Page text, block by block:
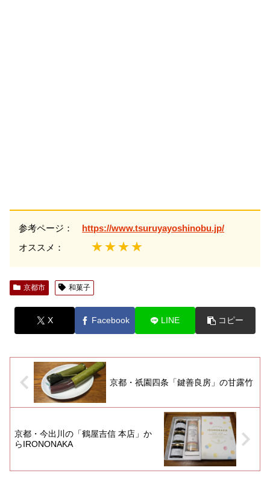
参考ページ： https://www.tsuruyayoshinobu.jp/
オススメ： ★★★★
京都市 和菓子
X Facebook LINE コピー
京都・祇園四条「鍵善良房」の甘露竹
京都・今出川の「鶴屋吉信 本店」か
らIRONONAKA